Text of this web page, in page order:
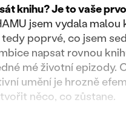
knihu? Je to vaše
jsem vydala
poprvé, co jsem
napsat rovnou
mé životní epizody.
umění je hrozně
něco, co zůstane.